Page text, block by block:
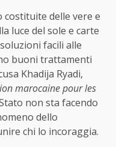
costituite delle vere e
luce del sole e carte
facili alle
buoni trattamenti
Khadija Ryadi,
marocaine pour les
non sta facendo
dello
chi lo incoraggia.